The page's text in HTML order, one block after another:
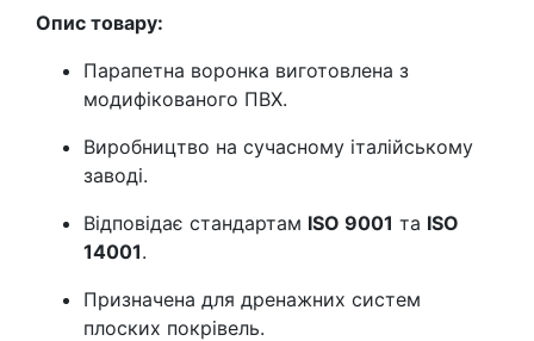
кількість
Опис товару:
Парапетна воронка виготовлена з
модифікованого ПВХ.
Виробництво на сучасному італійському
заводі.
Відповідає стандартам ISO 9001 та ISO
14001.
Призначена для дренажних систем
плоских покрівель.